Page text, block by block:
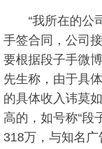
“我所在的公司
手签合同，公司
要根据段子手微
先生称，由于具
的具体收入讳莫
高的，如号称“段
318万，与知名